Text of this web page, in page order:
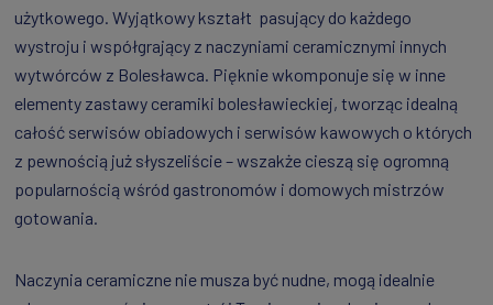
użytkowego. Wyjątkowy kształt pasujący do każdego
wystroju i współgrający z naczyniami ceramicznymi innych
wytwórców z Bolesławca. Pięknie wkomponuje się w inne
elementy zastawy ceramiki bolesławieckiej, tworząc idealną
całość serwisów obiadowych i serwisów kawowych o których
z pewnością już słyszeliście – wszakże cieszą się ogromną
popularnością wśród gastronomów i domowych mistrzów
gotowania.
Naczynia ceramiczne nie musza być nudne, mogą idealnie